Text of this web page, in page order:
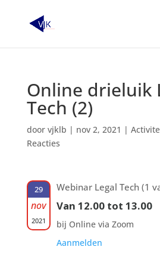
Online drieluik
Tech (2)
door vjklb | nov 2, 2021 |
Reacties
29
nov
2021
Webinar Legal Tech (1
Van 12.00 tot 13.00
bij Online via Zoom
Aanmelden